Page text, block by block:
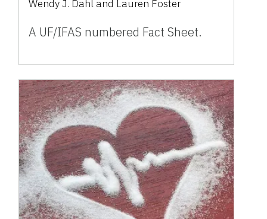
Wendy J. Dahl and Lauren Foster
A UF/IFAS numbered Fact Sheet.